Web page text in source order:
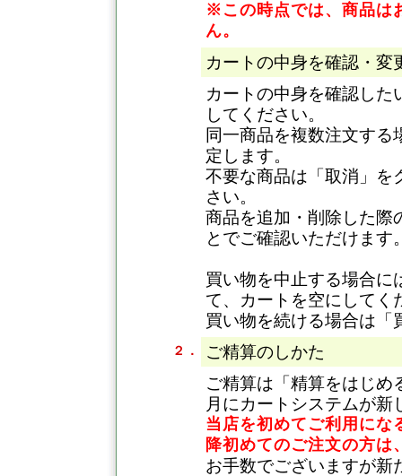
※この時点では、商品は
ん。
カートの中身を確認・変
カートの中身を確認した
してください。
同一商品を複数注文す
定します。
不要な商品は「取消」を
さい。
商品を追加・削除した際
とでご確認いただけます
買い物を中止する場合に
て、カートを空にしてく
買い物を続ける場合は「
２．
ご精算のしかた
ご精算は「精算をはじめ
月にカートシステムが新
当店を初めてご利用にな
降初めてのご注文の方は
お手数でございますが新